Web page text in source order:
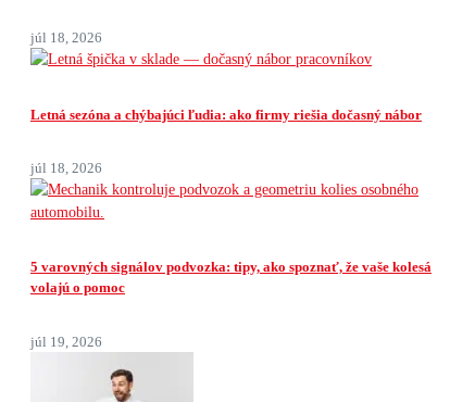
júl 18, 2026
Letná sezóna a chýbajúci ľudia: ako firmy riešia dočasný nábor
júl 18, 2026
5 varovných signálov podvozka: tipy, ako spoznať, že vaše kolesá
volajú o pomoc
júl 19, 2026